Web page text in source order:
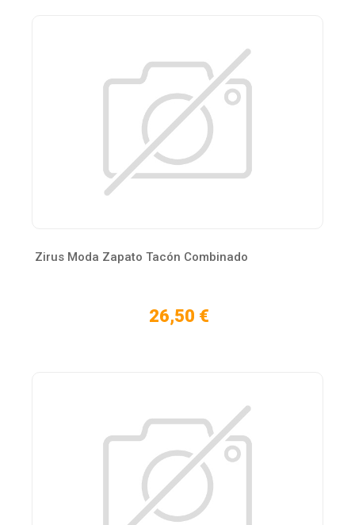
Zirus Moda Zapato Tacón Combinado
26,50 €